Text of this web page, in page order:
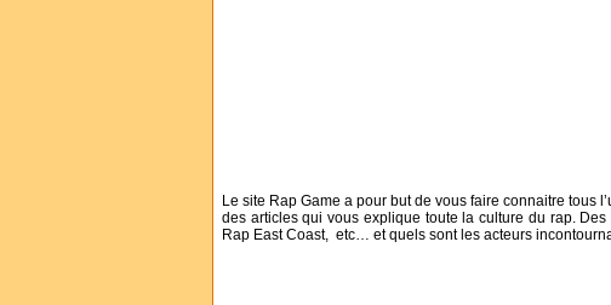
Le site Rap Game a pour but de vous faire connaitre tous
des articles qui vous explique toute la culture du rap.
Rap East Coast, etc… et quels sont les acteurs